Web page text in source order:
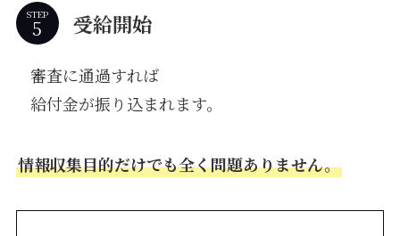
STEP 受給開始
審査に通過すれば
給付金が振り込まれます。
情報収集目的だけでも全く問題ありません。